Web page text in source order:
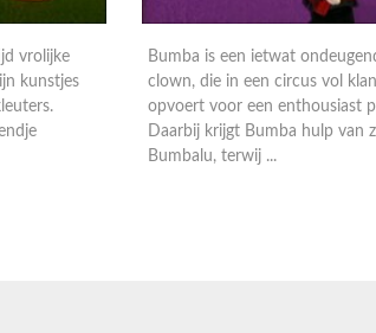
vrolijke
kunstjes
Bumba is een ietwat
clown, die in een circus vol
opvoert voor een enthousiast
Daarbij krijgt Bumba hulp van